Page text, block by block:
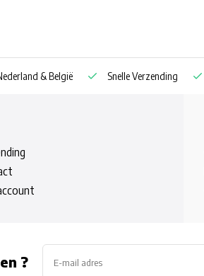
& België Snelle Verzending
?